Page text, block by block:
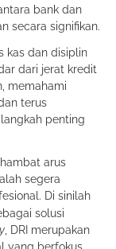
bank dan
secara signifikan.
kas dan disiplin
dari jerat kredit
memahami
terus
penting
arus
segera
Di sinilah
solusi
, DRI merupakan